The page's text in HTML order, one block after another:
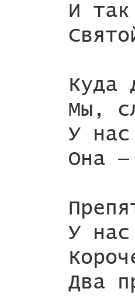
И так
Куда
Мы,
У нас
Она —
У
Два